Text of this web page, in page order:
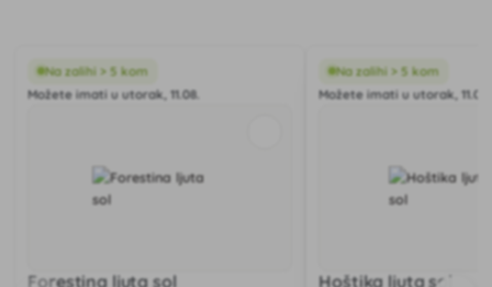
Na zalihi > 5 kom
Možete imati u utorak, 11.08.
Forestina ljuta sol
Na zalihi > 5 kom
Možete imati u utorak, 11.08.
Hoštika ljuta sol